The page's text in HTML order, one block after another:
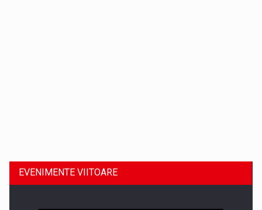
EVENIMENTE VIITOARE